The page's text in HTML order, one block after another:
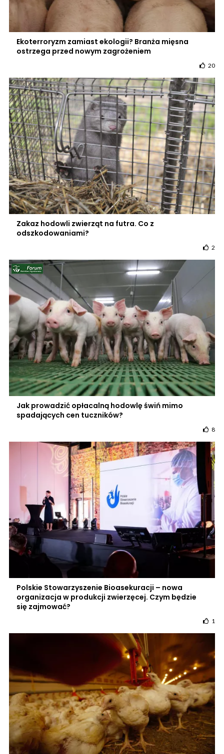
Ekoterroryzm zamiast ekologii? Branża mięsna
ostrzega przed nowym zagrożeniem
20
Zakaz hodowli zwierząt na futra. Co z
odszkodowaniami?
2
Jak prowadzić opłacalną hodowlę świń mimo
spadających cen tuczników?
8
Polskie Stowarzyszenie Bioasekuracji – nowa
organizacja w produkcji zwierzęcej. Czym będzie
się zajmować?
1